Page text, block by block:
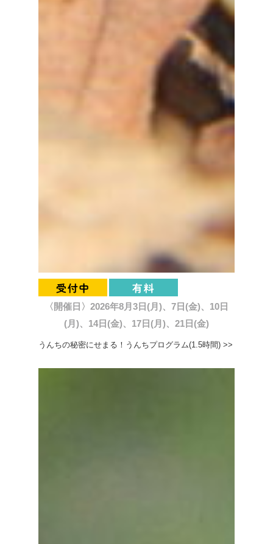
〈開催日〉2026年8月3日(月)、7日(金)、10日
(月)、14日(金)、17日(月)、21日(金)
うんちの秘密にせまる！うんちプログラム(1.5時間) >>